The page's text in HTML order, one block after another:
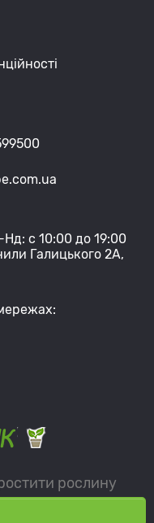
рослину
с 10:00 до 19:00
Галицького 2А,